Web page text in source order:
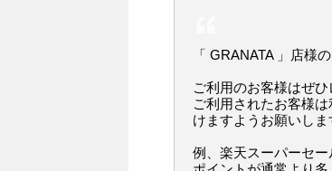
「 GRANATA 」店様
ご利用のお客様はぜ
ご利用されたお客様
けますようお願いしま
例、楽天スーパーセー